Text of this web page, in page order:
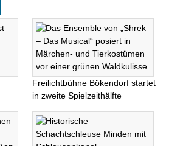
Freilichtbühne Bökendorf startet
in zweite Spielzeithälfte